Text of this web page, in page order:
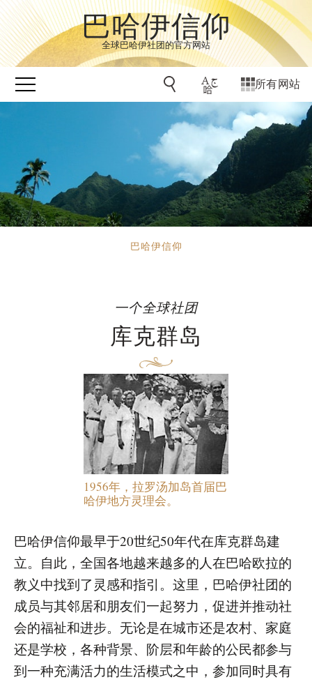
巴哈伊信仰
全球巴哈伊社团的官方网站
所有网站
巴哈伊信仰
一个全球社团
库克群岛
1956年，拉罗汤加岛首届巴
哈伊地方灵理会。
巴哈伊信仰最早于20世纪50年代在库克群岛建
立。自此，全国各地越来越多的人在巴哈欧拉的
教义中找到了灵感和指引。这里，巴哈伊社团的
成员与其邻居和朋友们一起努力，促进并推动社
会的福祉和进步。无论是在城市还是农村、家庭
还是学校，各种背景、阶层和年龄的公民都参与
到一种充满活力的生活模式之中，参加同时具有